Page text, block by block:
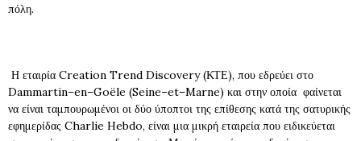
πόλη.
Η εταιρία Creation Trend Discovery (ΚΤΕ), που εδρεύει στο
Dammartin–en–Goële (Seine–et–Marne) και στην οποία φαίνεται
να είναι ταμπουρωμένοι οι δύο ύποπτοι της επίθεσης κατά της σατυρικής
εφημερίδας Charlie Hebdo, είναι μια μικρή εταιρεία που ειδικεύεται